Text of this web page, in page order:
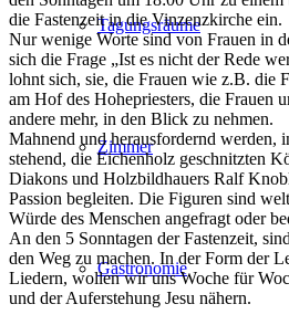
Tagungsräume
Zimmer
Gastronomie
die Fastenzeit in die Vinzenzkirche ein.
Nur wenige Worte sind von Frauen in
sich die Frage „Ist es nicht der Rede
lohnt sich, sie, die Frauen wie z.B. die
am Hof des Hohepriesters, die Frauen
andere mehr, in den Blick zu nehmen.
Mahnend und herausfordernd werden,
stehend, die Eichenholz geschnitzten
Diakons und Holzbildhauers Ralf
Passion begleiten. Die Figuren sind
Würde des Menschen angefragt oder
An den 5 Sonntagen der Fastenzeit,
den Weg zu machen. In der Form der
Liedern, wollen wir uns Woche für
und der Auferstehung Jesu nähern.